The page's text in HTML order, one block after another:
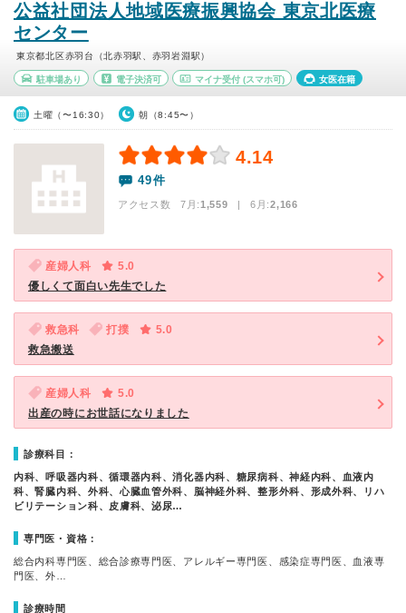
公益社団法人地域医療振興協会 東京北医療
センター
東京都北区赤羽台（北赤羽駅、赤羽岩淵駅）
駐車場あり 電子決済可 マイナ受付 (スマホ可) 女医在籍
土曜（〜16:30） 朝（8:45〜）
4.14
49件
アクセス数 7月:1,559 | 6月:2,166
産婦人科
5.0
優しくて面白い先生でした
救急科 打撲
5.0
救急搬送
産婦人科
5.0
出産の時にお世話になりました
診療科目：
内科、呼吸器内科、循環器内科、消化器内科、糖尿病科、神経内科、血液内
科、腎臓内科、外科、心臓血管外科、脳神経外科、整形外科、形成外科、リハ
ビリテーション科、皮膚科、泌尿…
専門医・資格：
総合内科専門医、総合診療専門医、アレルギー専門医、感染症専門医、血液専
門医、外…
診療時間